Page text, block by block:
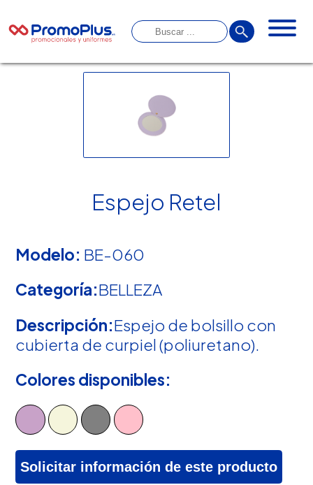
Espejo Retel
Modelo: BE-060
Categoría:BELLEZA
Descripción:Espejo de bolsillo con
cubierta de curpiel (poliuretano).
Colores disponibles:
Solicitar información de este producto